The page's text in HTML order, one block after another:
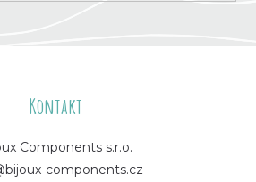
Kontakt
Components s.r.o.
components.cz